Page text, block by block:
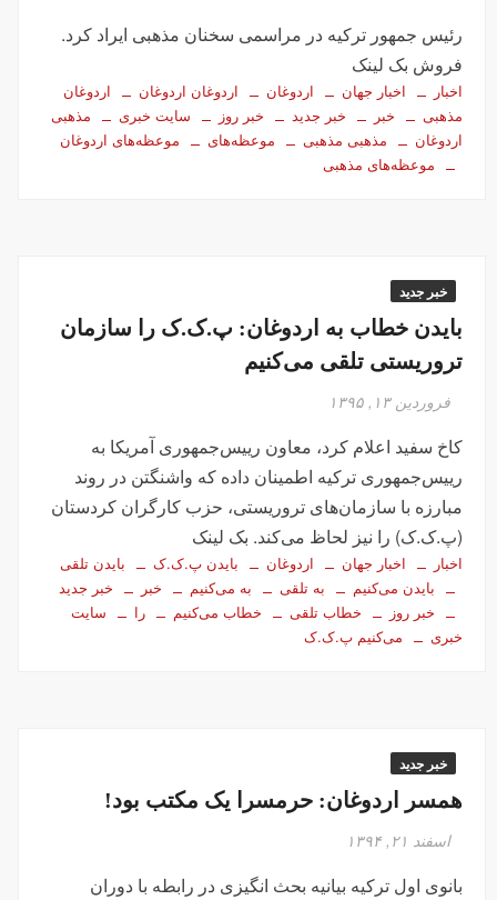
رئیس جمهور ترکیه در مراسمی سخنان مذهبی ایراد کرد.
فروش بک لینک
اخبار اخبار جهان اردوغان اردوغان اردوغان
اردوغان
مذهبی
خبر خبر جدید خبر روز سایت خبری
مذهبی
اردوغان
مذهبی مذهبی موعظه‌های
موعظه‌های اردوغان
موعظه‌های مذهبی
خبر جدید
بایدن خطاب به اردوغان: پ.ک.ک را سازمان
تروریستی تلقی می‌کنیم
فروردین ۱۳, ۱۳۹۵
کاخ سفید اعلام کرد، معاون رییس‌جمهوری آمریکا به
رییس‌جمهوری ترکیه اطمینان داده که واشنگتن در روند
مبارزه با سازمان‌های تروریستی، حزب کارگران کردستان
(پ.ک.ک) را نیز لحاظ می‌کند. بک لینک
اخبار اخبار جهان اردوغان بایدن پ.ک.ک
بایدن تلقی
بایدن می‌کنیم
به تلقی به می‌کنیم خبر
خبر جدید
خبر روز
خطاب تلقی خطاب می‌کنیم را
سایت
خبری
می‌کنیم پ.ک.ک
خبر جدید
همسر اردوغان: حرمسرا یک مکتب بود!
اسفند ۲۱, ۱۳۹۴
بانوی اول ترکیه بیانیه بحث انگیزی در رابطه با دوران